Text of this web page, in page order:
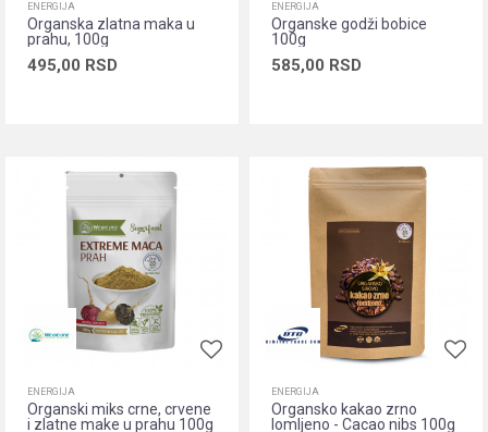
ENERGIJA
Organska zlatna maka u
prahu, 100g
495,00 RSD
ENERGIJA
Organske godži bobice
100g
585,00 RSD
ENERGIJA
Organski miks crne, crvene
i zlatne make u prahu 100g
ENERGIJA
Organsko kakao zrno
lomljeno - Cacao nibs 100g